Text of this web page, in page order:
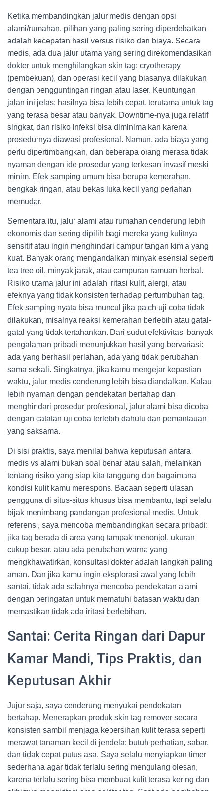
Ketika membandingkan jalur medis dengan opsi
alami/rumahan, pilihan yang paling sering diperdebatkan
adalah kecepatan hasil versus risiko dan biaya. Secara
medis, ada dua jalur utama yang sering direkomendasikan
dokter untuk menghilangkan skin tag: cryotherapy
(pembekuan), dan operasi kecil yang biasanya dilakukan
dengan pengguntingan ringan atau laser. Keuntungan
jalan ini jelas: hasilnya bisa lebih cepat, terutama untuk tag
yang terasa besar atau banyak. Downtime-nya juga relatif
singkat, dan risiko infeksi bisa diminimalkan karena
prosedurnya diawasi profesional. Namun, ada biaya yang
perlu dipertimbangkan, dan beberapa orang merasa tidak
nyaman dengan ide prosedur yang terkesan invasif meski
minim. Efek samping umum bisa berupa kemerahan,
bengkak ringan, atau bekas luka kecil yang perlahan
memudar.
Sementara itu, jalur alami atau rumahan cenderung lebih
ekonomis dan sering dipilih bagi mereka yang kulitnya
sensitif atau ingin menghindari campur tangan kimia yang
kuat. Banyak orang mengandalkan minyak esensial seperti
tea tree oil, minyak jarak, atau campuran ramuan herbal.
Risiko utama jalur ini adalah iritasi kulit, alergi, atau
efeknya yang tidak konsisten terhadap pertumbuhan tag.
Efek samping nyata bisa muncul jika patch uji coba tidak
dilakukan, misalnya reaksi kemerahan berlebih atau gatal-
gatal yang tidak tertahankan. Dari sudut efektivitas, banyak
pengalaman pribadi menunjukkan hasil yang bervariasi:
ada yang berhasil perlahan, ada yang tidak perubahan
sama sekali. Singkatnya, jika kamu mengejar kepastian
waktu, jalur medis cenderung lebih bisa diandalkan. Kalau
lebih nyaman dengan pendekatan bertahap dan
menghindari prosedur profesional, jalur alami bisa dicoba
dengan catatan uji coba terlebih dahulu dan pemantauan
yang saksama.
Di sisi praktis, saya menilai bahwa keputusan antara
medis vs alami bukan soal benar atau salah, melainkan
tentang risiko yang siap kita tanggung dan bagaimana
kondisi kulit kamu merespons. Bacaan seperti ulasan
pengguna di situs-situs khusus bisa membantu, tapi selalu
bijak menimbang pandangan profesional medis. Untuk
referensi, saya mencoba membandingkan secara pribadi:
jika tag berada di area yang tampak menonjol, ukuran
cukup besar, atau ada perubahan warna yang
mengkhawatirkan, konsultasi dokter adalah langkah paling
aman. Dan jika kamu ingin eksplorasi awal yang lebih
santai, tidak ada salahnya mencoba pendekatan alami
dengan peringatan untuk mematuhi batasan waktu dan
memastikan tidak ada iritasi berlebihan.
Santai: Cerita Ringan dari Dapur
Kamar Mandi, Tips Praktis, dan
Keputusan Akhir
Jujur saja, saya cenderung menyukai pendekatan
bertahap. Menerapkan produk skin tag remover secara
konsisten sambil menjaga kebersihan kulit terasa seperti
merawat tanaman kecil di jendela: butuh perhatian, sabar,
dan tidak cepat putus asa. Saya selalu menyiapkan timer
sederhana agar tidak terlalu sering mengulang olesan,
karena terlalu sering bisa membuat kulit terasa kering dan